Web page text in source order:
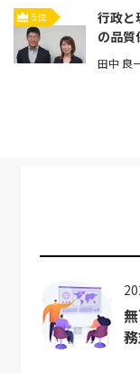
5位
行政
の品質
田中 良